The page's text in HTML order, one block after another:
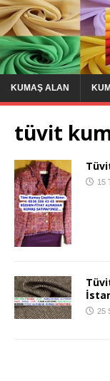
KUMAŞ ALAN
tüvit
15
25